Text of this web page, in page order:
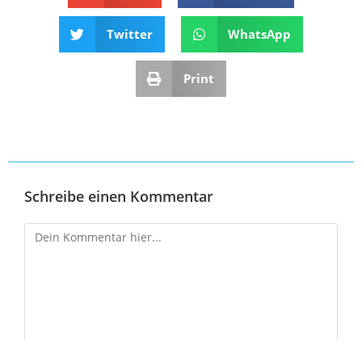
Twitter WhatsApp
Print
Schreibe einen Kommentar